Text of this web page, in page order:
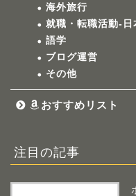
海外旅行
就職・転職活動-日
語学
ブログ運営
その他
おすすめリスト
注目の記事